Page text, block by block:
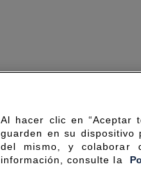
Al hacer clic en “Aceptar
guarden en su
del mismo, y colaborar
información, consulte la